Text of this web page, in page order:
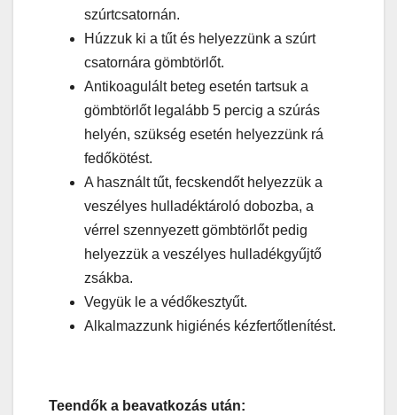
szúrtcsatornán.
Húzzuk ki a tűt és helyezzünk a szúrt
csatornára gömbtörlőt.
Antikoagulált beteg esetén tartsuk a
gömbtörlőt legalább 5 percig a szúrás
helyén, szükség esetén helyezzünk rá
fedőkötést.
A használt tűt, fecskendőt helyezzük a
veszélyes hulladéktároló dobozba, a
vérrel szennyezett gömbtörlőt pedig
helyezzük a veszélyes hulladékgyűjtő
zsákba.
Vegyük le a védőkesztyűt.
Alkalmazzunk higiénés kézfertőtlenítést.
Teendők a beavatkozás után: